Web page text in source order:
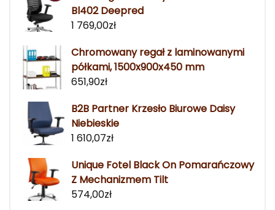
Bl402 Deepred
1 769,00zł
Chromowany regał z laminowanymi
półkami, 1500x900x450 mm
651,90zł
B2B Partner Krzesło Biurowe Daisy
Niebieskie
1 610,07zł
Unique Fotel Black On Pomarańczowy
Z Mechanizmem Tilt
574,00zł